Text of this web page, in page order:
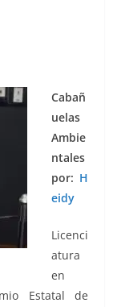
Cabañ
uelas
Ambie
ntales
por: H
eidy
Licenci
atura
en
Estatal de